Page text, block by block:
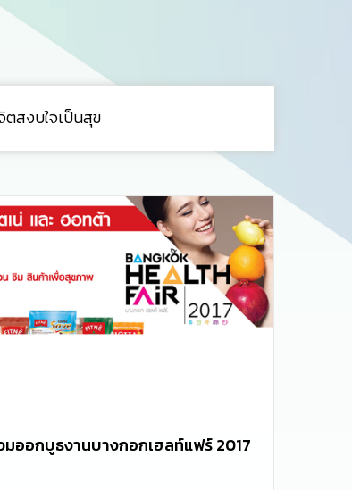
ตสงบใจเป็นสุข
มออกบูธงานบางกอกเฮลท์แฟร์ 2017